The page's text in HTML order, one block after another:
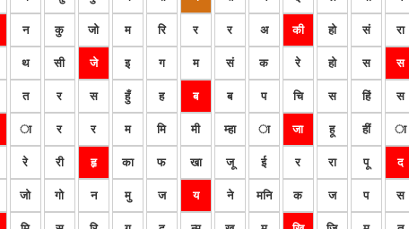
न कु जो म रि र र अ की हो सं रा
थ सी जे इ ग म सं क रे हो स स
त र स हुँ ह ब ब प चि स हिं स
ा र र म मि मी म्हा ा जा हू हीं ा
रे री हृ का फ खा जू ई र रा पू द
जो गो न मु ज य ने मनि क ज प स